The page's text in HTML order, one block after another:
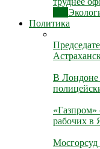
Политика
В Лондоне
«Газпром»
рабочих в
Мосгорсуд